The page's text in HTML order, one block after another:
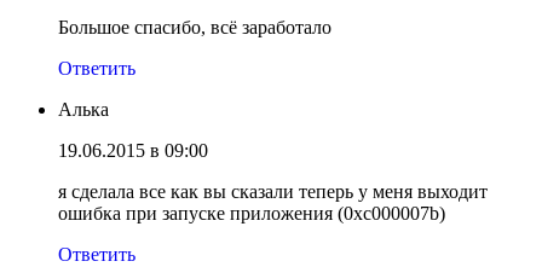
Большое спасибо, всё заработало
Ответить
Алька
19.06.2015 в 09:00
я сделала все как вы сказали теперь у меня выходит
ошибка при запуске приложения (0xc000007b)
Ответить